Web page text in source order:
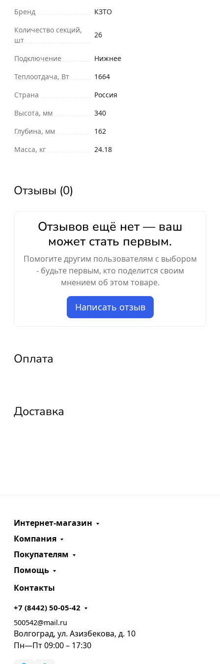
Бренд
КЗТО
Количество секций,
шт
26
Подключение
Нижнее
Теплоотдача, Вт
1664
Страна
Россия
Высота, мм
340
Глубина, мм
162
Масса, кг
24.18
Отзывы (0)
Отзывов ещё нет — ваш
может стать первым.
Помогите другим пользователям с выбором
- будьте первым, кто поделится своим
мнением об этом товаре.
Написать отзыв
Оплата
Доставка
Интернет-магазин
Компания
Покупателям
Помощь
Контакты
+7 (8442) 50-05-42
500542@mail.ru
Волгоград, ул. Азизбекова, д. 10
Пн—Пт 09:00 – 17:30